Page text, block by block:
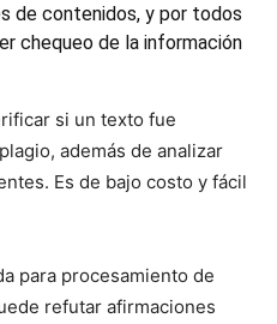
de contenidos, y por todos
chequeo de la información
si un texto fue
además de analizar
Es de bajo costo y fácil
para procesamiento de
refutar afirmaciones